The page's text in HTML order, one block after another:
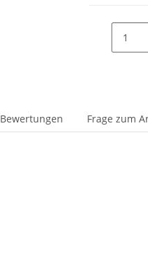
Bewertungen Frage zum